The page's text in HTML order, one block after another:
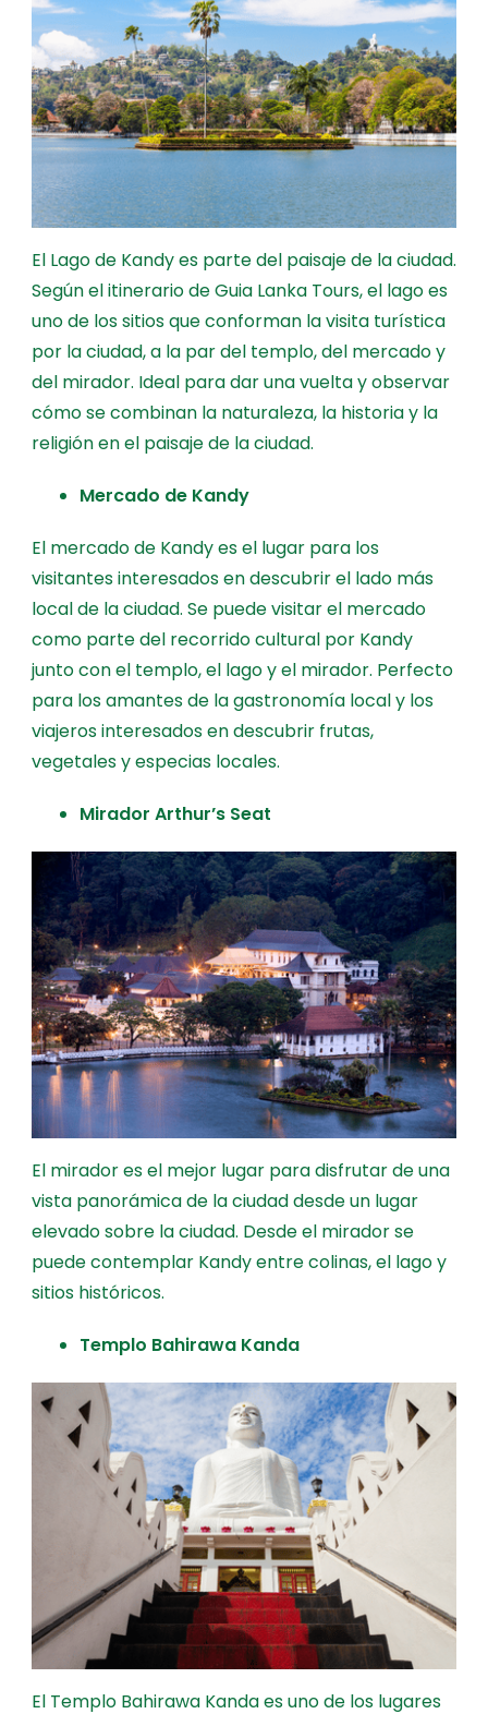
El Lago de Kandy es parte del paisaje de la ciudad.
Según el itinerario de Guia Lanka Tours, el lago es
uno de los sitios que conforman la visita turística
por la ciudad, a la par del templo, del mercado y
del mirador. Ideal para dar una vuelta y observar
cómo se combinan la naturaleza, la historia y la
religión en el paisaje de la ciudad.
Mercado de Kandy
El mercado de Kandy es el lugar para los
visitantes interesados en descubrir el lado más
local de la ciudad. Se puede visitar el mercado
como parte del recorrido cultural por Kandy
junto con el templo, el lago y el mirador. Perfecto
para los amantes de la gastronomía local y los
viajeros interesados en descubrir frutas,
vegetales y especias locales.
Mirador Arthur’s Seat
El mirador es el mejor lugar para disfrutar de una
vista panorámica de la ciudad desde un lugar
elevado sobre la ciudad. Desde el mirador se
puede contemplar Kandy entre colinas, el lago y
sitios históricos.
Templo Bahirawa Kanda
El Templo Bahirawa Kanda es uno de los lugares